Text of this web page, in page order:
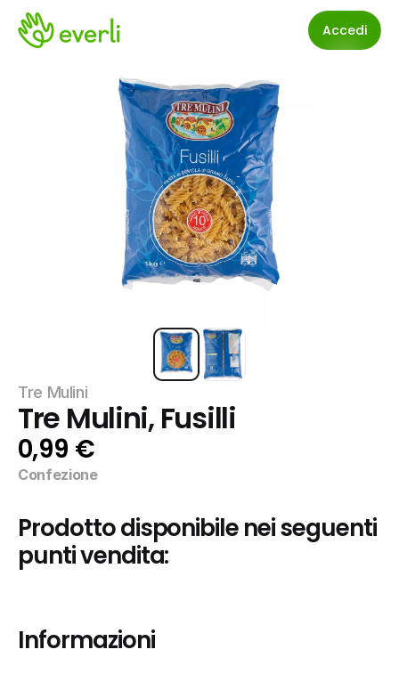
Accedi
Tre Mulini
Tre Mulini, Fusilli
0,99 €
Confezione
Prodotto disponibile nei seguenti
punti vendita:
Informazioni